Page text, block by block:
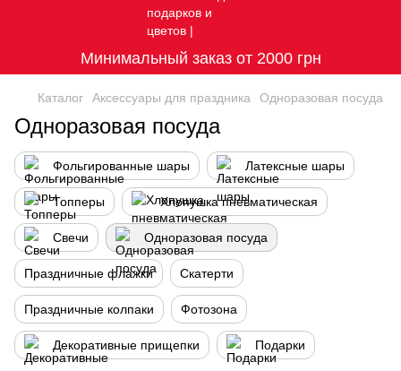
Минимальный заказ от 2000 грн
Каталог Аксессуары для праздника Одноразовая посуда
Одноразовая посуда
Фольгированные шары Латексные шары
Топперы Хлопушка пневматическая
Свечи Одноразовая посуда
Праздничные флажки Скатерти
Праздничные колпаки Фотозона
Декоративные прищепки Подарки